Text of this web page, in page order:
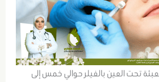
تحت العين بالفيلر حوالي خمس إلى